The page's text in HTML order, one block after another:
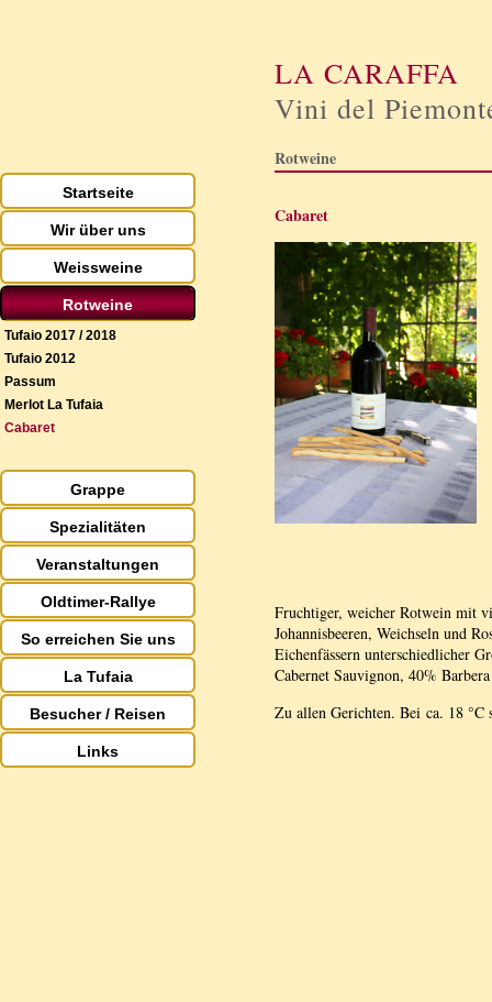
LA CARAFFA
Vini del
Startseite
Wir über uns
Weissweine
Rotweine
Tufaio 2017 / 2018
Tufaio 2012
Passum
Merlot La Tufaia
Cabaret
Grappe
Spezialitäten
Veranstaltungen
Oldtimer-Rallye
So erreichen Sie uns
La Tufaia
Besucher / Reisen
Links
Rotweine
Cabaret
Fruchtiger, weicher Rotwein mit
Johannisbeeren, Weichseln und
Eichenfässern unterschiedlicher
Cabernet Sauvignon, 40%
Zu allen Gerichten. Bei ca. 18 °C